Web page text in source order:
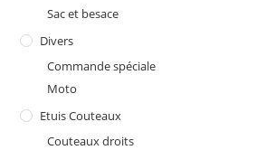
Sac et besace
Divers
Commande spéciale
Moto
Etuis Couteaux
Couteaux droits